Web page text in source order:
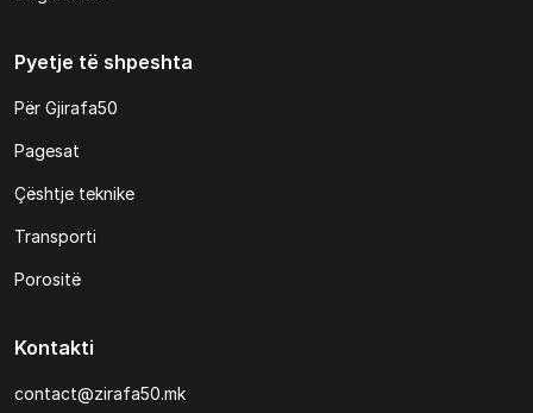
Pyetje të shpeshta
Për Gjirafa50
Pagesat
Çështje teknike
Transporti
Porositë
Kontakti
contact@zirafa50.mk